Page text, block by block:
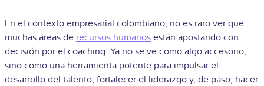
En el contexto empresarial colombiano, no es raro ver que
muchas áreas de recursos humanos están apostando con
decisión por el coaching. Ya no se ve como algo accesorio,
sino como una herramienta potente para impulsar el
desarrollo del talento, fortalecer el liderazgo y, de paso, hacer